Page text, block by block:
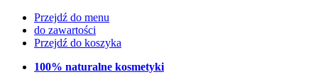
Przejdź do menu
do zawartości
Przejdź do koszyka
100% naturalne kosmetyki